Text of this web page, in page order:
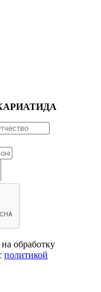
КАРИАТИДА
обработку
политикой